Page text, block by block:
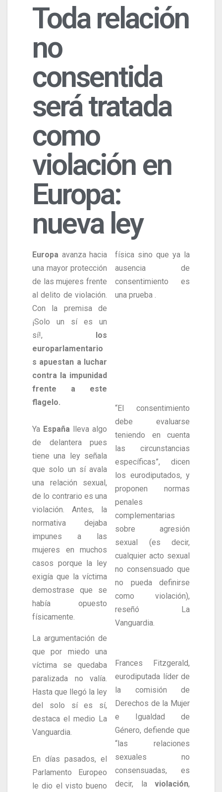
Toda relación
no
consentida
será tratada
como
violación en
Europa:
nueva ley
Europa avanza hacia
una mayor protección
de las mujeres frente
al delito de violación.
Con la premisa de
¡Solo un sí es un
sí!, los
europarlamentario
s apuestan a luchar
contra la impunidad
frente a este
flagelo.
Ya España lleva algo
de delantera pues
tiene una ley señala
que solo un sí avala
una relación sexual,
de lo contrario es una
violación. Antes, la
normativa dejaba
impunes a las
mujeres en muchos
casos porque la ley
exigía que la víctima
demostrase que se
había opuesto
físicamente.
La argumentación de
que por miedo una
víctima se quedaba
paralizada no valía.
Hasta que llegó la ley
del solo sí es sí,
destaca el medio La
Vanguardia.
En días pasados, el
Parlamento Europeo
le dio el visto bueno
física sino que ya la
ausencia de
consentimiento es
una prueba .
“El consentimiento
debe evaluarse
teniendo en cuenta
las circunstancias
específicas”, dicen
los eurodiputados, y
proponen normas
penales
complementarias
sobre agresión
sexual (es decir,
cualquier acto sexual
no consensuado que
no pueda definirse
como violación),
reseñó La
Vanguardia.
Frances Fitzgerald,
eurodiputada líder de
la comisión de
Derechos de la Mujer
e Igualdad de
Género, defiende que
“las relaciones
sexuales no
consensuadas, es
decir, la violación,